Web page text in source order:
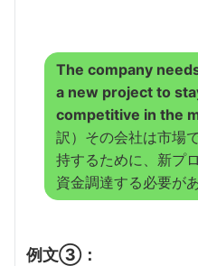
The company
a new project to
competitive in the
訳）その会社は市場
持するために、新プ
資金調達する必要があ
例文③：